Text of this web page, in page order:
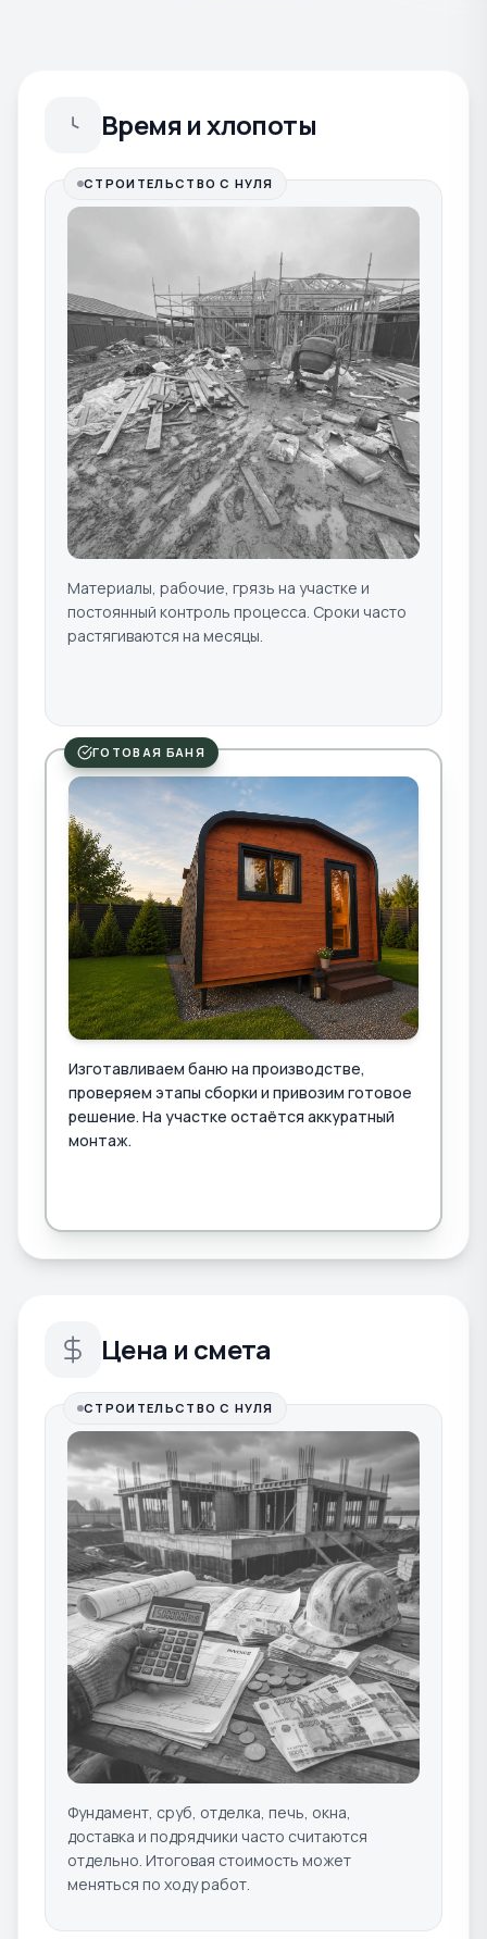
Время и хлопоты
СТРОИТЕЛЬСТВО С НУЛЯ
Материалы, рабочие, грязь на участке и
постоянный контроль процесса. Сроки часто
растягиваются на месяцы.
ГОТОВАЯ БАНЯ
Изготавливаем баню на производстве,
проверяем этапы сборки и привозим готовое
решение. На участке остаётся аккуратный
монтаж.
Цена и смета
СТРОИТЕЛЬСТВО С НУЛЯ
Фундамент, сруб, отделка, печь, окна,
доставка и подрядчики часто считаются
отдельно. Итоговая стоимость может
меняться по ходу работ.